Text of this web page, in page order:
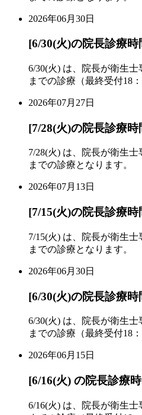
2026年06月30日
[6/30(火)の院長診療時
6/30(火) は、院長が衛生
までの診療（最終受付18
2026年07月27日
[7/28(火)の院長診療時
7/28(火) は、院長が衛生
までの診療となります。
2026年07月13日
[7/15(火)の院長診療時
7/15(火) は、院長が衛生
までの診療となります。
2026年06月30日
[6/30(火)の院長診療時
6/30(火) は、院長が衛生
までの診療（最終受付18
2026年06月15日
[6/16(火) の院長診療
6/16(火) は、院長が衛生